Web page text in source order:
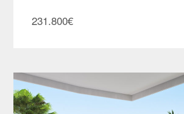
231.800€